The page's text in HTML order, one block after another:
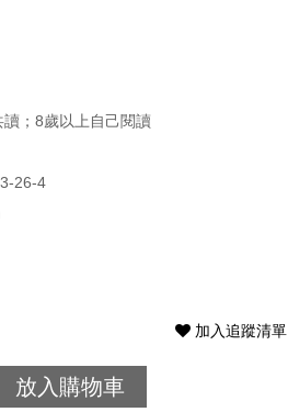
；8歲以上自己閱讀
26-4
加入追蹤清單
放入購物車